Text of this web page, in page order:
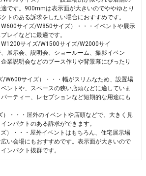
です。900mmは表示面が大きいのでややゆとり
トのある訴求をしたい場合におすすめです。
W600サイズ/W850サイズ）・・・イベントや展示
レイなどに最適です。
W1200サイズ/W1500サイズ/W2000サイ
展示会、説明会、ショールーム、撮影イベン
業説明会などのブース作りや背景幕にぴったり
/W600サイズ）・・・幅がスリムなため、設置場
ントや、スペースの狭い店頭などに適していま
ーティー、レセプションなど短期的な用途にも
）・・・屋外のイベントや店頭などで、大きく見
ンパクトのある訴求ができます。
）・・・屋外イベントはもちろん、住宅展示場
い会場にもおすすめです。表示面が大きいので
ンパクト抜群です。